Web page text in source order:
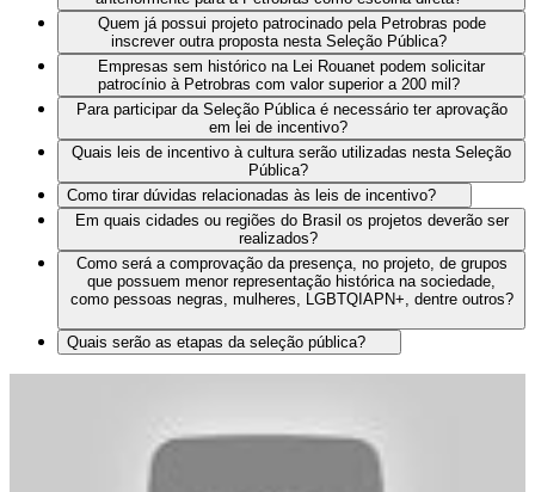
Quem já possui projeto patrocinado pela Petrobras pode
inscrever outra proposta nesta Seleção Pública?
Empresas sem histórico na Lei Rouanet podem solicitar
patrocínio à Petrobras com valor superior a 200 mil?
Para participar da Seleção Pública é necessário ter aprovação
em lei de incentivo?
Quais leis de incentivo à cultura serão utilizadas nesta Seleção
Pública?
Como tirar dúvidas relacionadas às leis de incentivo?
Em quais cidades ou regiões do Brasil os projetos deverão ser
realizados?
Como será a comprovação da presença, no projeto, de grupos
que possuem menor representação histórica na sociedade,
como pessoas negras, mulheres, LGBTQIAPN+, dentre outros?
Quais serão as etapas da seleção pública?